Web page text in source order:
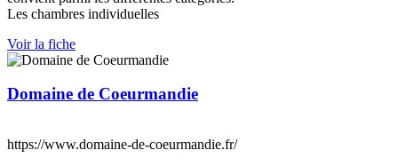
Les chambres individuelles
Voir la fiche
Domaine de Coeurmandie
https://www.domaine-de-coeurmandie.fr/